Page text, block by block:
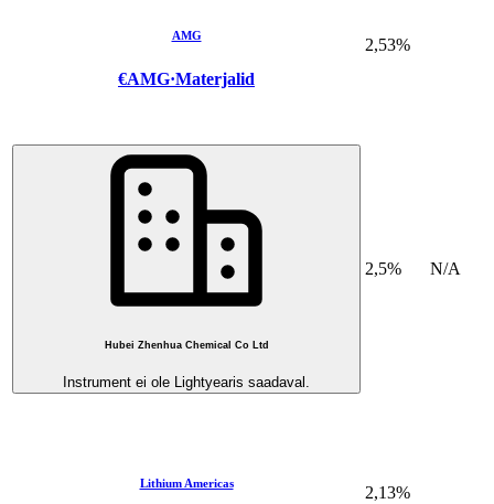
AMG
€AMG·Materjalid
2,53%
Hubei Zhenhua Chemical Co Ltd
Instrument ei ole Lightyearis saadaval.
2,5% N/A
Lithium Americas
2,13%